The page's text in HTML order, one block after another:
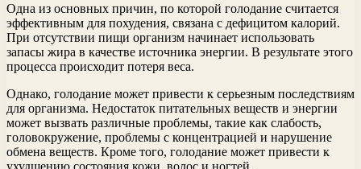
Одна из основных причин, по которой голодание считается
эффективным для похудения, связана с дефицитом калорий.
При отсутствии пищи организм начинает использовать
запасы жира в качестве источника энергии. В результате этого
процесса происходит потеря веса.
Однако, голодание может привести к серьезным последствиям
для организма. Недостаток питательных веществ и энергии
может вызвать различные проблемы, такие как слабость,
головокружение, проблемы с концентрацией и нарушение
обмена веществ. Кроме того, голодание может привести к
ухудшению состояния кожи, волос и ногтей.